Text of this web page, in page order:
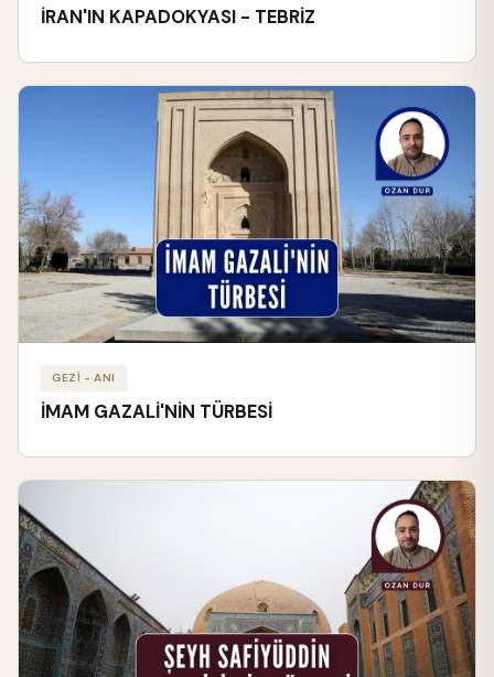
İRAN'IN KAPADOKYASI - TEBRİZ
GEZİ - ANI
İMAM GAZALİ'NİN TÜRBESİ